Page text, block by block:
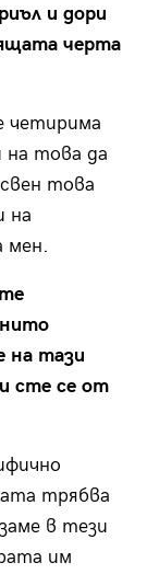
и дори
черта
четирима
това да
това
на
мен.
на тази
сте се от
трябва
в тези
им